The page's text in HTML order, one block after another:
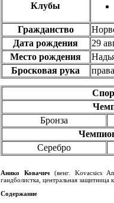
Клубы
Гражданство
Дата рождения
29
Место рождения
Бросковая рука
Бронза
Серебро
Анико Ковачич(венг. Kovacsics
гандболистка, центральная
Содержание